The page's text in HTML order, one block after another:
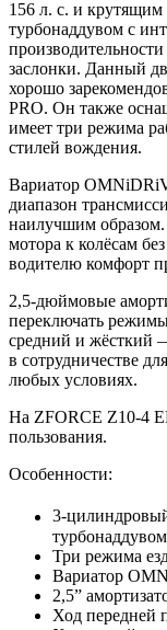
156 л. с. и
турбонаддувом c
заслонки. Данный
хорошо
PRO. Он также
имеет три режима
стилей вождения.
Вариатор
диапазон
наилучшим
мотора к колёсам
водителю комфорт
2,5-дюймовые
переключать
средний и жёсткий
в сотрудничестве
любых условиях.
На ZFORCE Z10-4
пользования.
Особенности:
3-
Три режима
Вариатор
2,5”
Ход передней